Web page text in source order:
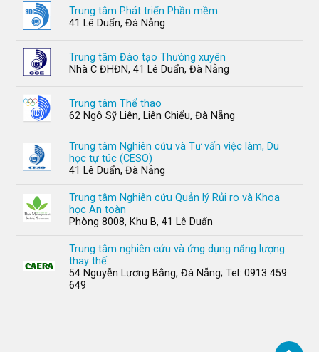
Trung tâm Phát triển Phần mềm
41 Lê Duẩn, Đà Nẵng
Trung tâm Đào tạo Thường xuyên
Nhà C ĐHĐN, 41 Lê Duẩn, Đà Nẵng
Trung tâm Thể thao
62 Ngô Sỹ Liên, Liên Chiểu, Đà Nẵng
Trung tâm Nghiên cứu và Tư vấn việc làm, Du
học tự túc (CESO)
41 Lê Duẩn, Đà Nẵng
Trung tâm Nghiên cứu Quản lý Rủi ro và Khoa
học An toàn
Phòng 8008, Khu B, 41 Lê Duẩn
Trung tâm nghiên cứu và ứng dụng năng lượng
thay thế
54 Nguyễn Lương Bằng, Đà Nẵng; Tel: 0913 459
649